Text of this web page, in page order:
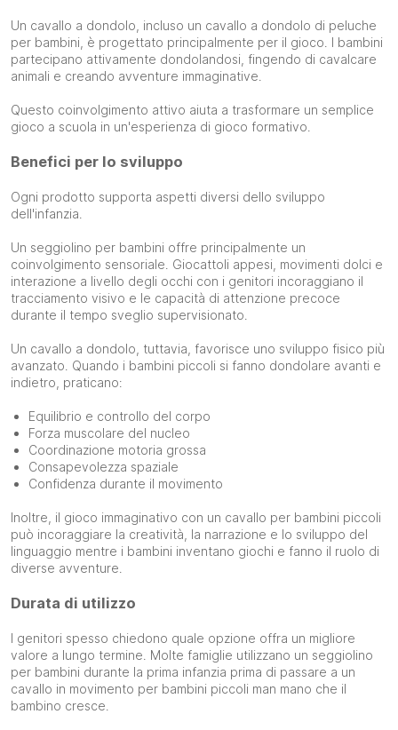
Un cavallo a dondolo, incluso un cavallo a dondolo di peluche
per bambini, è progettato principalmente per il gioco. I bambini
partecipano attivamente dondolandosi, fingendo di cavalcare
animali e creando avventure immaginative.
Questo coinvolgimento attivo aiuta a trasformare un semplice
gioco a scuola in un'esperienza di gioco formativo.
Benefici per lo sviluppo
Ogni prodotto supporta aspetti diversi dello sviluppo
dell'infanzia.
Un seggiolino per bambini offre principalmente un
coinvolgimento sensoriale. Giocattoli appesi, movimenti dolci e
interazione a livello degli occhi con i genitori incoraggiano il
tracciamento visivo e le capacità di attenzione precoce
durante il tempo sveglio supervisionato.
Un cavallo a dondolo, tuttavia, favorisce uno sviluppo fisico più
avanzato. Quando i bambini piccoli si fanno dondolare avanti e
indietro, praticano:
Equilibrio e controllo del corpo
Forza muscolare del nucleo
Coordinazione motoria grossa
Consapevolezza spaziale
Confidenza durante il movimento
Inoltre, il gioco immaginativo con un cavallo per bambini piccoli
può incoraggiare la creatività, la narrazione e lo sviluppo del
linguaggio mentre i bambini inventano giochi e fanno il ruolo di
diverse avventure.
Durata di utilizzo
I genitori spesso chiedono quale opzione offra un migliore
valore a lungo termine. Molte famiglie utilizzano un seggiolino
per bambini durante la prima infanzia prima di passare a un
cavallo in movimento per bambini piccoli man mano che il
bambino cresce.